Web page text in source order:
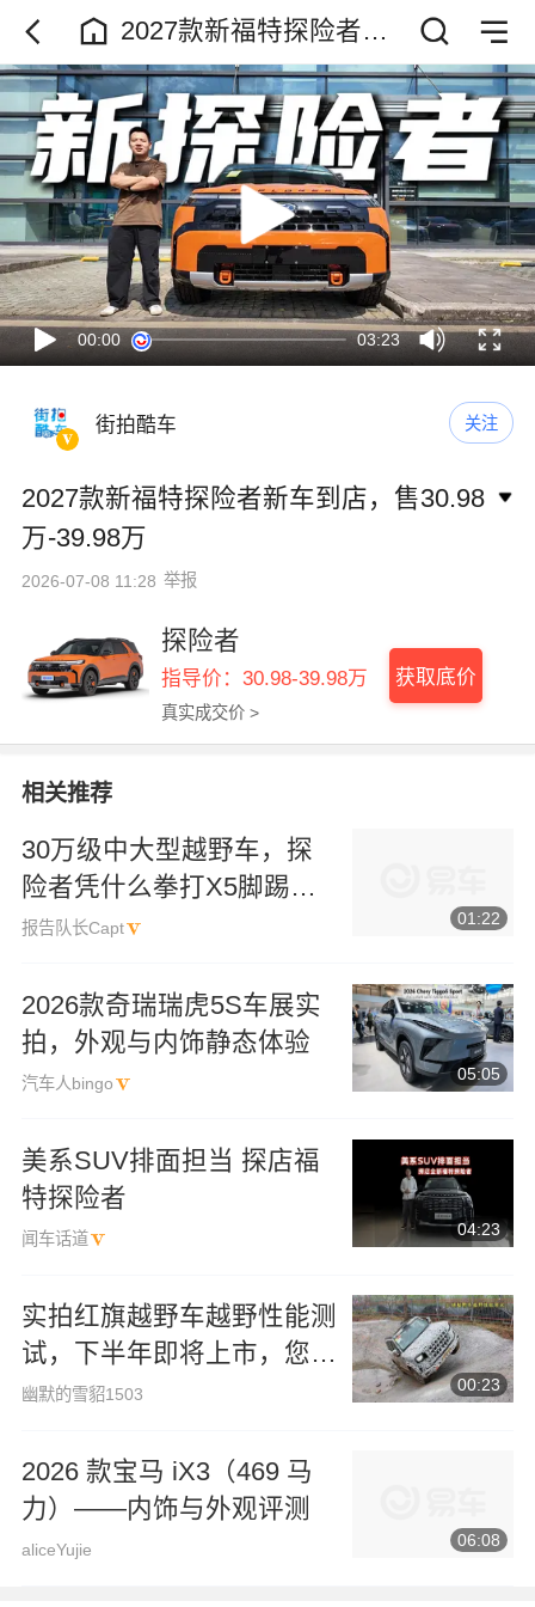
2027款新福特探险者新
车到店，售30.98
万-39.98万
00:00 03:23
街拍酷车 关注
2027款新福特探险者新车到店，售30.98
万-39.98万
2026-07-08 11:28 举报
探险者
指导价：30.98-39.98万
真实成交价 >
获取底价
相关推荐
30万级中大型越野车，探
险者凭什么拳打X5脚踢卫
士？
报告队长Capt
01:22
2026款奇瑞瑞虎5S车展实
拍，外观与内饰静态体验
汽车人bingo
05:05
美系SUV排面担当 探店福
特探险者
闻车话道
04:23
实拍红旗越野车越野性能测
试，下半年即将上市，您期
待吗？
幽默的雪貂1503
00:23
2026 款宝马 iX3（469 马
力）——内饰与外观评测
aliceYujie
06:08